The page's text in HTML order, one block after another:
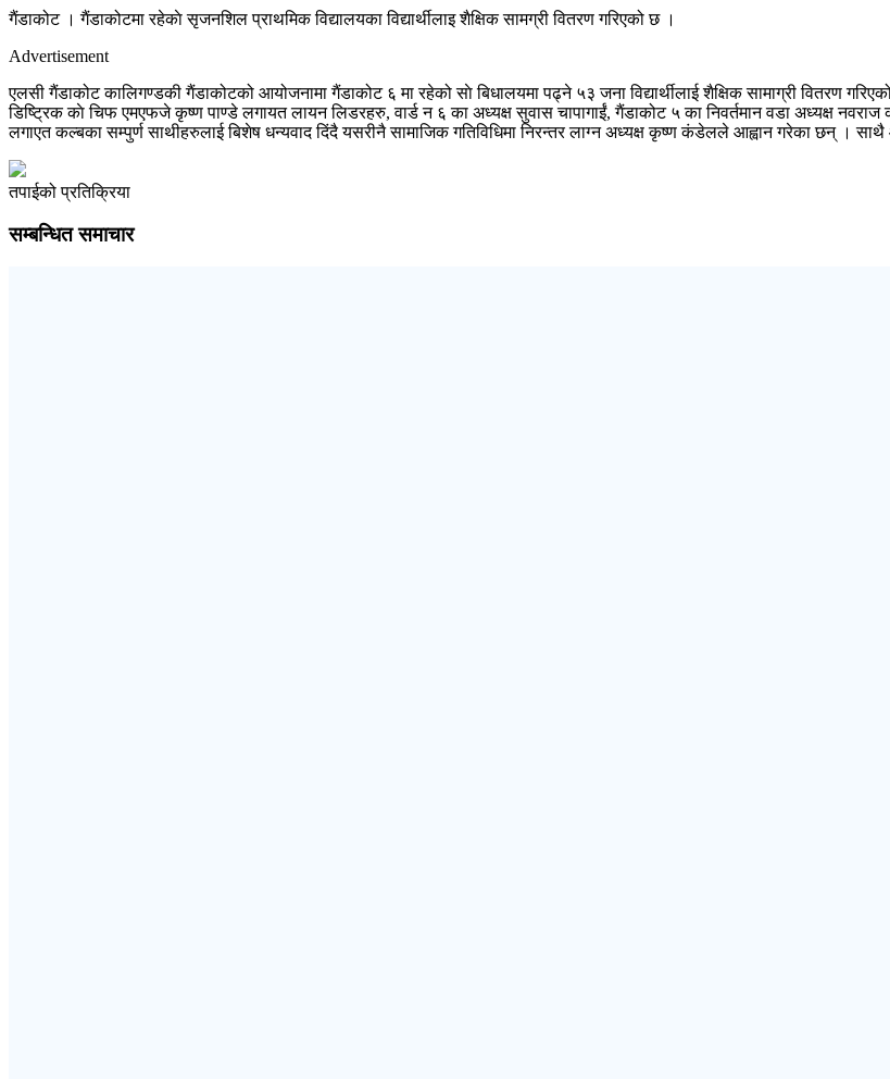
गैंडाकोट । गैंडाकोटमा रहेकाे सृजनशिल प्राथमिक विद्यालयका विद्यार्थीलाइ शैक्षिक सामग्री वितरण गरिएको छ ।
Advertisement
एलसी गैंडाकोट कालिगण्डकी गैंडाकोटको आयोजनामा गैंडाकोट ६ मा रहेको साे बिधालयमा पढ्ने ५३ जना विद्यार्थीलाई शैक्षिक सामाग्री वितरण
डिष्ट्रिक काे चिफ एमएफजे कृष्ण पाण्डे लगायत लायन लिडरहरु, वार्ड न ६ का अध्यक्ष सुवास चापागाईं, गैंडाकोट ५ का निवर्तमान वडा अध्यक्ष
लगाएत कल्बका सम्पुर्ण साथीहरुलाई बिशेष धन्यवाद दिंदै यसरीनै सामाजिक गतिविधिमा निरन्तर लाग्न अध्यक्ष कृष्ण कंडेलले आह्वान गरेका छन् । साथै
तपाईको प्रतिक्रिया
सम्बन्धित समाचार